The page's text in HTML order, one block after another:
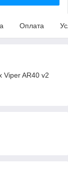
Оплата
Viper AR40 v2